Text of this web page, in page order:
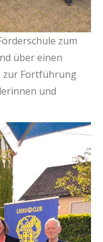
zum
über einen
zur Fortführung
und